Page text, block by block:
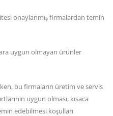
onaylanmış firmalardan temin
uygun olmayan ürünler
bu firmaların üretim ve servis
uygun olması, kısaca
edebilmesi koşulları